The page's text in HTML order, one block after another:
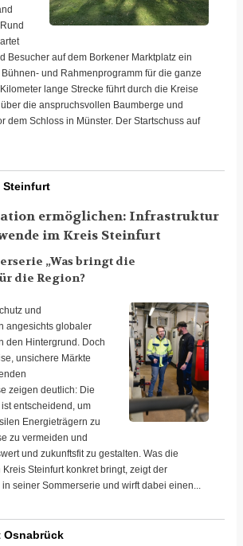
Besucher auf dem Borkener Marktplatz ein
und Rahmenprogramm für die ganze
lange Strecke führt durch die Kreise
die anspruchsvollen Baumberge und
dem Schloss in Münster. Der Startschuss auf
Steinfurt
ermöglichen: Infrastruktur
im Kreis Steinfurt
„Was bringt die
die Region?
und
angesichts globaler
den Hintergrund. Doch
unsichere Märkte
zeigen deutlich: Die
entscheidend, um
Energieträgern zu
zu vermeiden und
und zukunftsfit zu gestalten. Was die
Steinfurt konkret bringt, zeigt der
seiner Sommerserie und wirft dabei einen...
Osnabrück